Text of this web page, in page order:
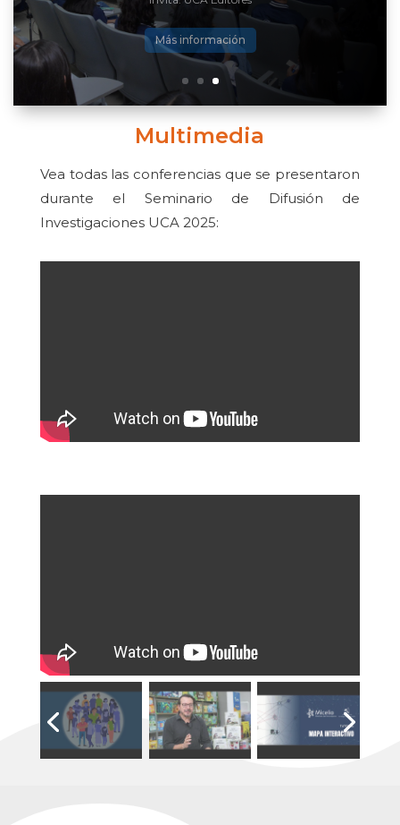
Invitan: Dirección de Difusión y Publicación y el CRAI
Más información
Multimedia
Vea todas las conferencias que se presentaron
durante el Seminario de Difusión de
Investigaciones UCA 2025: